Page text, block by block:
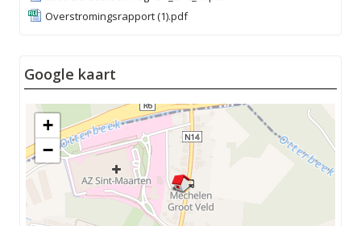
Overstromingsrapport (1).pdf
Google kaart
+
−